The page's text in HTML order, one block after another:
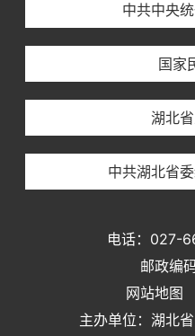
中共中央
国家
湖北
中共湖北省
电话：027-
邮政编
网站地图
主办单位：湖北